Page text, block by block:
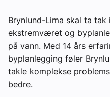
Tips oss
eBlad
Brynlund-Lima skal ta
ekstremværet og
på vann. Med 14 års
byplanlegging føler
takle komplekse
bedre.